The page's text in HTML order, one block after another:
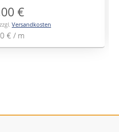
€
zzgl. Versandkosten
€ / m